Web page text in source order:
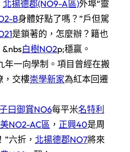
北揚德郡(NO9-A區)外埠“靈
B身體好點了嗎？”戶但駕
是鎖著的，怎麼辦？籍也
白樹NO2p;穩贏。
年一向學制。項目曾經在搬
，交樓崇學新家為紅本回遷
子曰御賞NO6每平米名特利
NO2-AC區 ， 正興40是周
六折， 北揚德郡NO7將來